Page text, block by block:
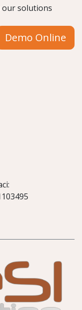
our solutions
Demo Online